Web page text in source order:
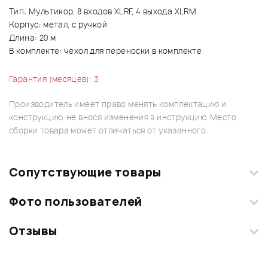
Тип: Мультикор, 8 входов XLRF, 4 выхода XLRM
Корпус: метал, с ручкой
Длина: 20 м
В комплекте: чехол для переноски в комплекте
Гарантия (месяцев): 3
Производитель имеет право менять комплектацию и
конструкцию, не внося изменения в инструкцию. Место
сборки товара может отличаться от указанного.
Сопутствующие товары
Фото пользователей
Загрузите свои фотографии купленного товара и получите
Отзывы